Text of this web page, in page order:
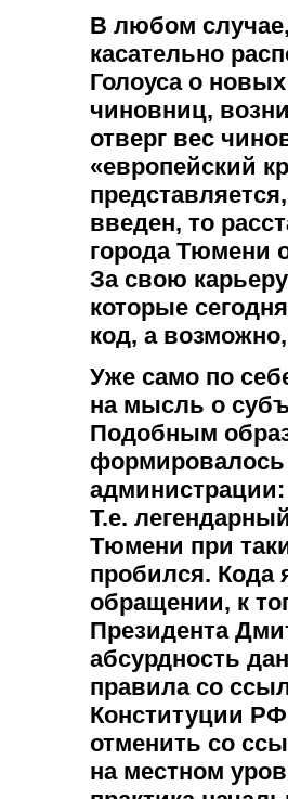
В любом
касательно
Голоуса о
чиновниц,
отверг вес
«европейский
введен, то
города Тюмени
За свою
которые
код, а
Уже само по
на мысль о
Подобным
формировалось
Т.е.
Тюмени при
пробился. Кода
обращении, к
Президента
абсурдность
правила со
Конституции
отменить со
на местном